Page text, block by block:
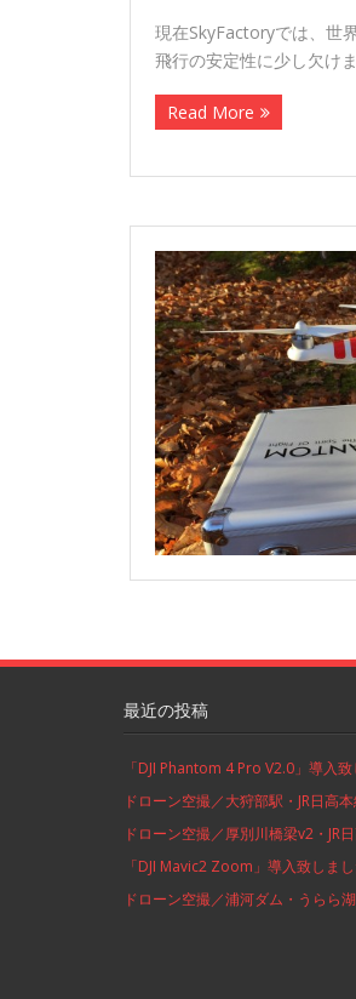
現在SkyFactoryでは、世
飛行の安定性に少し欠け
Read More
最近の投稿
「DJI Phantom 4 Pro V2.0」導入
ドローン空撮／大狩部駅・JR日高
ドローン空撮／厚別川橋梁v2・JR
「DJI Mavic2 Zoom」導入致しま
ドローン空撮／浦河ダム・うらら